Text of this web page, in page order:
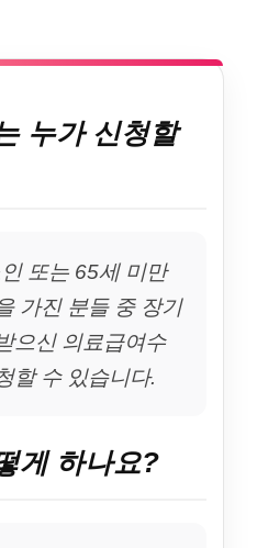
누가 신청할
또는 65세 미만
가진 분들 중 장기
으신 의료급여수
할 수 있습니다.
게 하나요?